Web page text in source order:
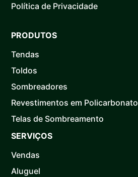
Política de Privacidade
PRODUTOS
Tendas
Toldos
Sombreadores
Revestimentos em Policarbonato
Telas de Sombreamento
SERVIÇOS
Vendas
Aluguel